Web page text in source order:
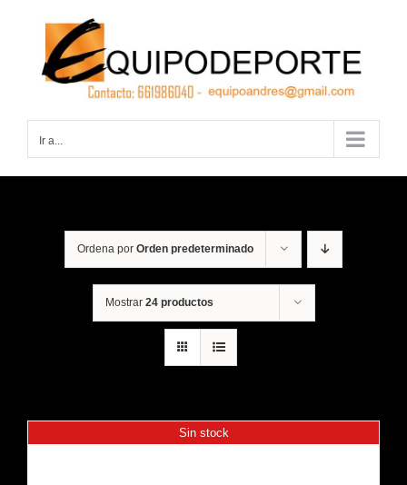
contenido
Ir a...
Ordena por Orden predeterminado
Mostrar 24 productos
Sin stock